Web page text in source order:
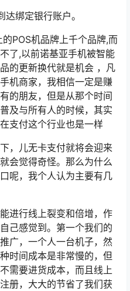
绑定银行账户。
POS机品牌上千个品牌,而
了,以前诺基亚手机被智能
的更新换代就是机会 ，凡
机商家，我相信一定是赚
的朋友，但是从那个时间
及与所有人的时候，其实
支付这个行业也是一样
，儿无卡支付就将会迎来
会觉得奇怪。那么为什么
呢，我个人认为主要有几
进行线上裂变和倍增，作
己感觉到。第一个我们的
广，一个人一台机子，然
时间成本是非常慢的，但
需要进货成本，而且线上
册，大大的节省了我们获